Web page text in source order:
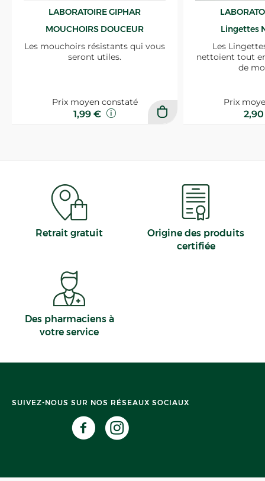
LABORATOIRE GIPHAR
MOUCHOIRS DOUCEUR
Les mouchoirs résistants qui vous
seront utiles.
Prix moyen constaté
1,99 €
Lingettes
Les
nettoient tout
de
Prix
Retrait gratuit
Origine des produits
certifiée
Des pharmaciens à
votre service
SUIVEZ-NOUS SUR NOS RÉSEAUX SOCIAUX